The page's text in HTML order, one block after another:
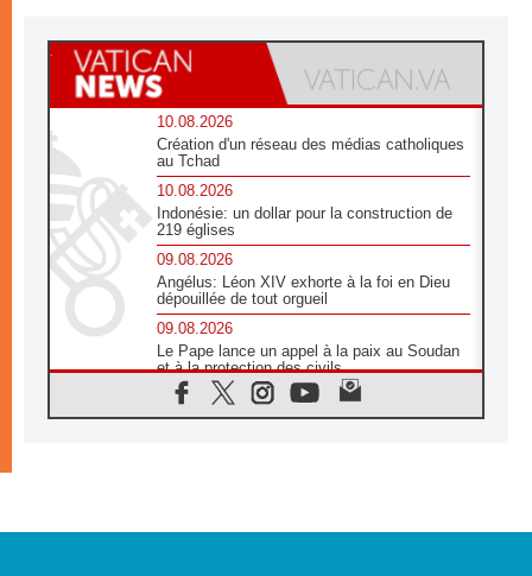
10.08.2026
Création d'un réseau des médias catholiques
au Tchad
10.08.2026
Indonésie: un dollar pour la construction de
219 églises
09.08.2026
Angélus: Léon XIV exhorte à la foi en Dieu
dépouillée de tout orgueil
09.08.2026
Le Pape lance un appel à la paix au Soudan
et à la protection des civils
09.08.2026
Déclaration d'Addis-Abeba du SCEAM sur
08.08.2026